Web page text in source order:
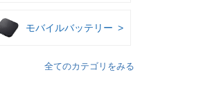
モバイルバッテリー
全てのカテゴリをみる